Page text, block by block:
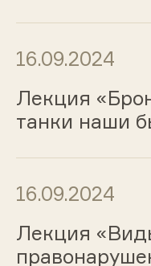
16.09.2024
Лекция
танки наши
16.09.2024
Лекция